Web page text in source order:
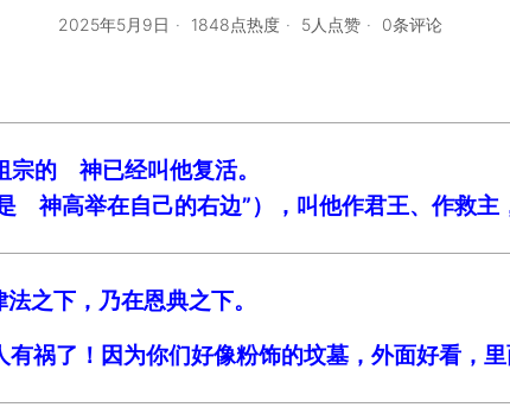
2025年5月9日 1848点热度 5人点赞 0条评论
宗的 神已经叫他复活。
神高举在自己的右边”），叫他作君王、作救主
之下，乃在恩典之下。
祸了！因为你们好像粉饰的坟墓，外面好看，